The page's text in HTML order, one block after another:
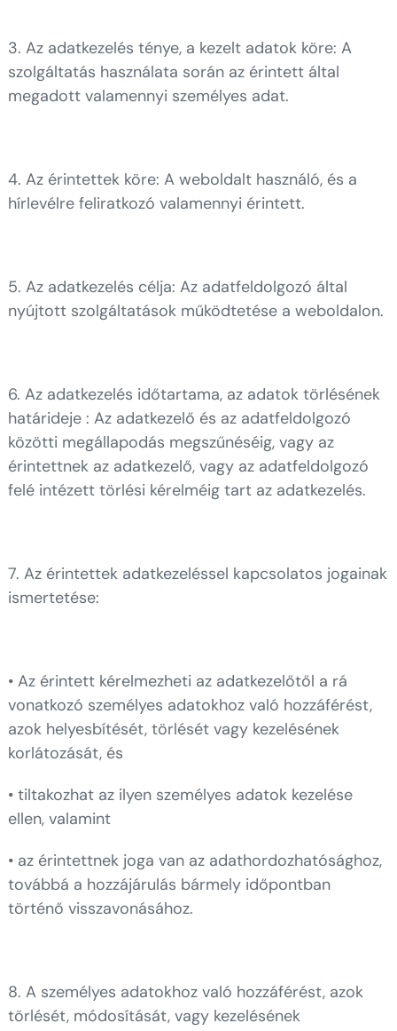
3. Az adatkezelés ténye, a kezelt adatok köre: A
szolgáltatás használata során az érintett által
megadott valamennyi személyes adat.
4. Az érintettek köre: A weboldalt használó, és a
hírlevélre feliratkozó valamennyi érintett.
5. Az adatkezelés célja: Az adatfeldolgozó által
nyújtott szolgáltatások működtetése a weboldalon.
6. Az adatkezelés időtartama, az adatok törlésének
határideje : Az adatkezelő és az adatfeldolgozó
közötti megállapodás megszűnéséig, vagy az
érintettnek az adatkezelő, vagy az adatfeldolgozó
felé intézett törlési kérelméig tart az adatkezelés.
7. Az érintettek adatkezeléssel kapcsolatos jogainak
ismertetése:
• Az érintett kérelmezheti az adatkezelőtől a rá
vonatkozó személyes adatokhoz való hozzáférést,
azok helyesbítését, törlését vagy kezelésének
korlátozását, és
• tiltakozhat az ilyen személyes adatok kezelése
ellen, valamint
• az érintettnek joga van az adathordozhatósághoz,
továbbá a hozzájárulás bármely időpontban
történő visszavonásához.
8. A személyes adatokhoz való hozzáférést, azok
törlését, módosítását, vagy kezelésének